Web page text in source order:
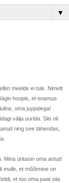
▼
meelde ei tule. Nimelt
hoopis, et enamus
oma juppidega!
välja uurida. Siis oli
ning see tähendas,
Mina üritasin oma antud
mulle, et mõõtmine on
et too oma paat siia